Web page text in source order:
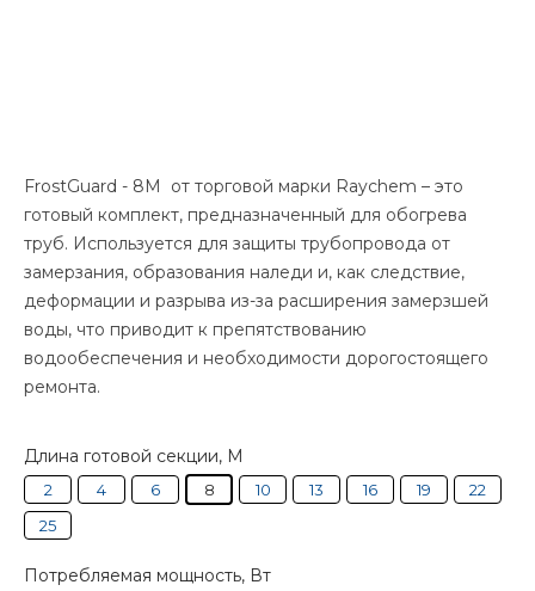
FrostGuard - 8M от торговой марки Raychem – это
готовый комплект, предназначенный для обогрева
труб. Используется для защиты трубопровода от
замерзания, образования наледи и, как следствие,
деформации и разрыва из-за расширения замерзшей
воды, что приводит к препятствованию
водообеспечения и необходимости дорогостоящего
ремонта.
Длина готовой секции, М
2 4 6 8 10 13 16 19
22
25
Потребляемая мощность, Вт